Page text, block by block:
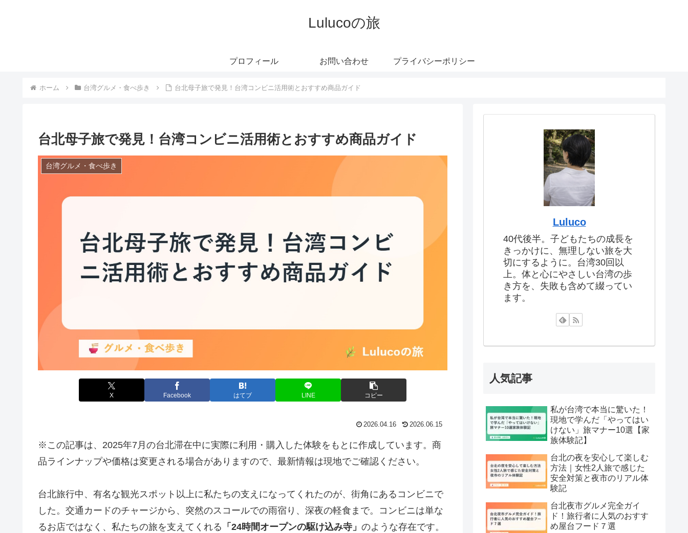
Lulucoの旅
プロフィール お問い合わせ プライバシーポリシー
ホーム 台湾グルメ・食べ歩き 台北母子旅で発見！台湾コンビニ活用術とおすすめ商品ガイド
台北母子旅で発見！台湾コンビニ活用術とおすすめ商品ガイド
台湾グルメ・食べ歩き
X Facebook はてブ LINE コピー
2026.04.16 2026.06.15
※この記事は、2025年7月の台北滞在中に実際に利用・購入した体験をもとに作成しています。商
品ラインナップや価格は変更される場合がありますので、最新情報は現地でご確認ください。
台北旅行中、有名な観光スポット以上に私たちの支えになってくれたのが、街角にあるコンビニで
した。交通カードのチャージから、突然のスコールでの雨宿り、深夜の軽食まで。コンビニは単な
るお店ではなく、私たちの旅を支えてくれる 「24時間オープンの駆け込み寺」 のような存在です。
Luluco
40代後半。子どもたちの成長を
きっかけに、無理しない旅を大
切にするように。台湾30回以
上。体と心にやさしい台湾の歩
き方を、失敗も含めて綴ってい
ます。
人気記事
私が台湾で本当に驚いた！
現地で学んだ「やってはい
けない」旅マナー10選【家
族体験記】
台北の夜を安心して楽しむ
方法｜女性2人旅で感じた
安全対策と夜市のリアル体
験記
台北夜市グルメ完全ガイ
ド！旅行者に人気のおすす
め屋台フード７選